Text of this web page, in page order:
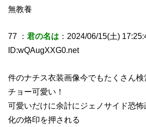
無教養
77 ：君の名は ：2024/06/15(土)
ID:wQAugXXG0.net
件のナチス衣装画像今でもたくさん
チョー可愛い！
可愛いだけに余計にジェノサイド恐
化の烙印を押される